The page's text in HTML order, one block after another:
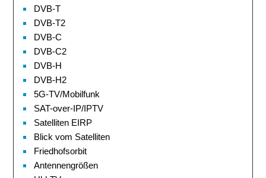
DVB-T
DVB-T2
DVB-C
DVB-C2
DVB-H
DVB-H2
5G-TV/Mobilfunk
SAT-over-IP/IPTV
Satelliten EIRP
Blick vom Satelliten
Friedhofsorbit
Antennengrößen